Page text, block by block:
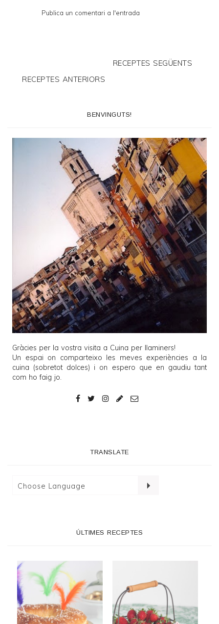
Publica un comentari a l'entrada
RECEPTES SEGÜENTS
RECEPTES ANTERIORS
BENVINGUTS!
Gràcies per la vostra visita a Cuina per llaminers!
Un espai on comparteixo les meves experiències a la
cuina (sobretot dolces) i on espero que en gaudiu tant
com ho faig jo.
TRANSLATE
ÚLTIMES RECEPTES